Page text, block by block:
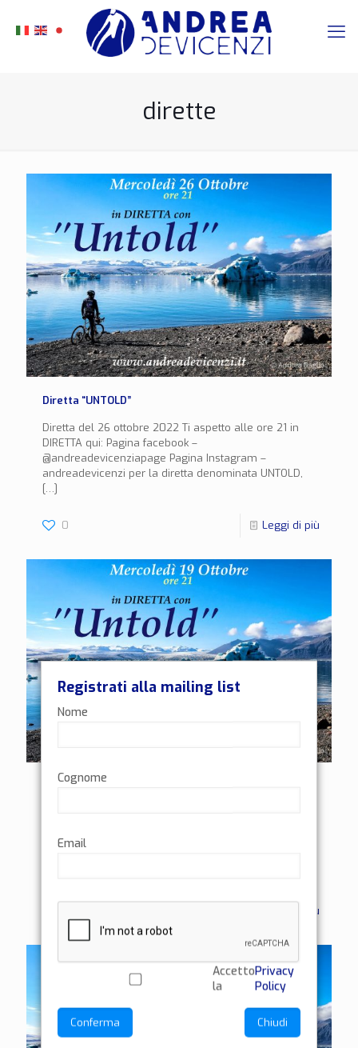
dirette
Diretta “UNTOLD”
Diretta del 26 ottobre 2022 Ti aspetto alle ore 21 in
DIRETTA qui: Pagina facebook –
@andreadevicenziapage Pagina Instagram –
andreadevicenzi per la diretta denominata UNTOLD,
[…]
0 Leggi di più
Diretta “UNTOLD”
@andreadevicenziapage Pagina Instagram –
Leggi di più
Registrati alla mailing list
Nome
Cognome
Email
Accetto
la
Privacy
Policy
Conferma Chiudi